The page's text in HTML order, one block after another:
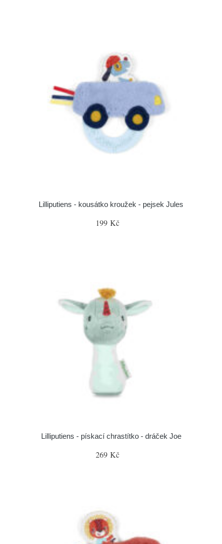
Lilliputiens - kousátko kroužek - pejsek Jules
199 Kč
Lilliputiens - pískací chrastítko - dráček Joe
269 Kč